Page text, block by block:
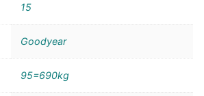
15
Goodyear
95=690kg